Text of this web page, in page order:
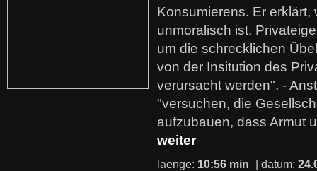
Konsumierens. Er erklärt,
unmoralisch ist,
um die schrecklichen
von der Insitution des
verursacht werden". -
"versuchen, die
aufzubauen, dass Armut
weiter
laenge: 10:56 min | datum: